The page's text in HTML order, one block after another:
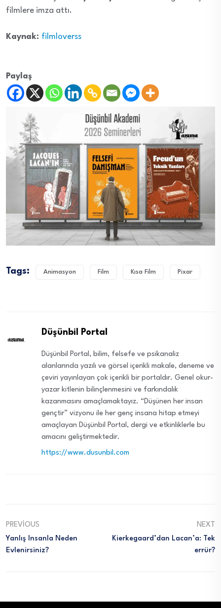
filmlere imza attı.
Kaynak: filmloverss
Paylaş
Tags: Animasyon Film Kısa Film Pixar
Düşünbil Portal
Düşünbil Portal, bilim, felsefe ve psikanaliz
alanlarında yazılı ve görsel içerikli makale, deneme ve
çeviri yayınlayan çok içerikli bir portaldır. Genel okur-
yazar kitlenin bilinçlenmesini ve farkındalık
kazanmasını amaçlamaktayız. “Düşünen her insan
gençtir” vizyonu ile her genç insana hitap etmeyi
amaçlayan Düşünbil Portal, dergi ve etkinliklerle bu
amacını geliştirmektedir.
https://www.dusunbil.com
PREVIOUS
Yanlış Insanla Neden
Evlenirsiniz?
NEXT
Kierkegaard’dan Lacan’a: Tek
Errür?